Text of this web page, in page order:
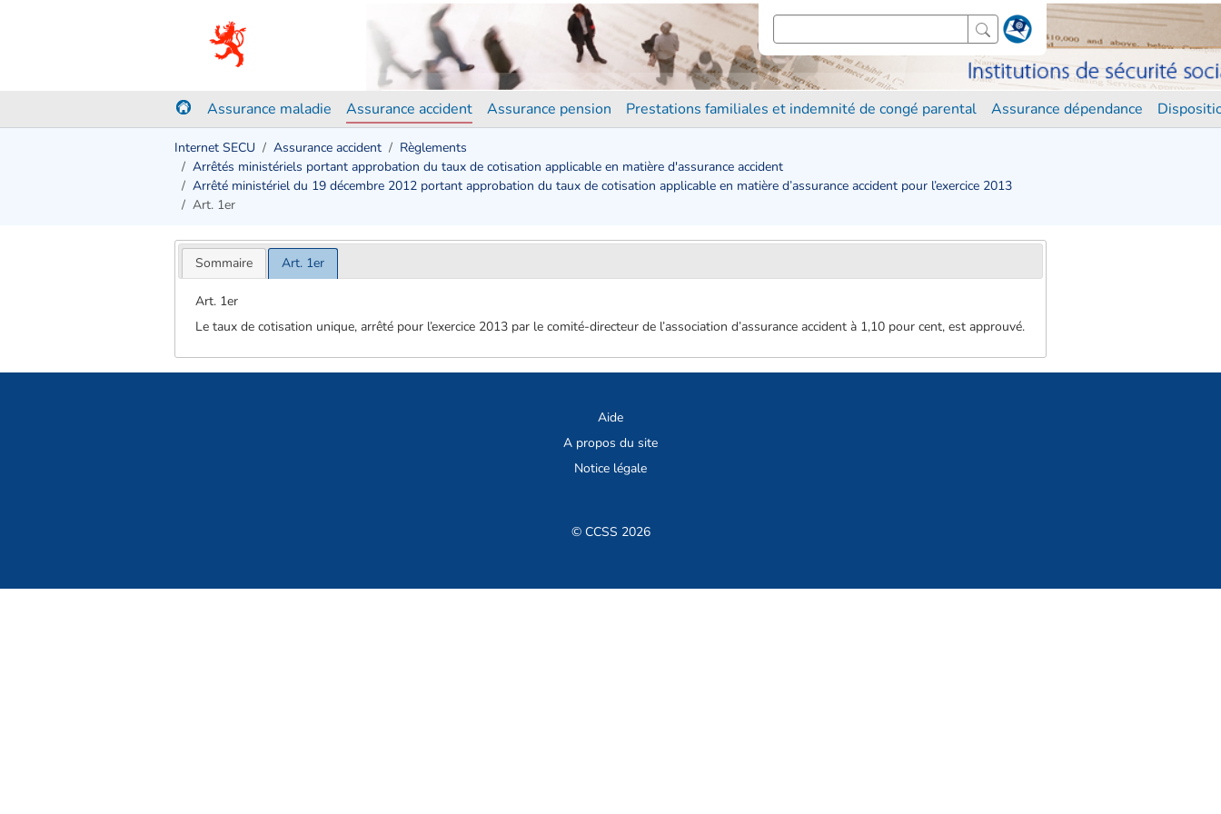
Assurance maladie Assurance accident Assurance pension Prestations familiales et indemnité de congé parental Assurance dépendance
Internet SECU Assurance accident
Règlements
Arrêtés ministériels portant approbation du taux de cotisation applicable en matière d'assurance accident
Arrêté ministériel du 19 décembre 2012 portant approbation du taux de cotisation applicable en matière d’assurance accident pour l’exercice 2013
Art. 1er
Sommaire Art. 1er
Art. 1er
Le taux de cotisation unique, arrêté pour l’exercice 2013 par le comité-directeur de l’association d’assurance accident à 1,10 pour cent, est approuvé.
Aide
A propos du site
Notice légale
© CCSS 2026